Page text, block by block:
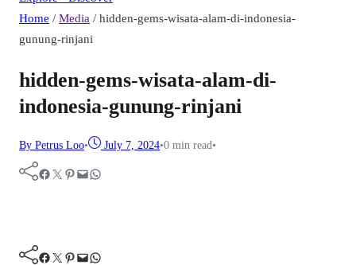
Home / Media / hidden-gems-wisata-alam-di-indonesia-
gunung-rinjani
hidden-gems-wisata-alam-di-
indonesia-gunung-rinjani
By Petrus Loo• July 7, 2024•0 min read•
Facebook Twitter Pinterest Mail WhatsApp
Facebook Twitter Pinterest Mail WhatsApp